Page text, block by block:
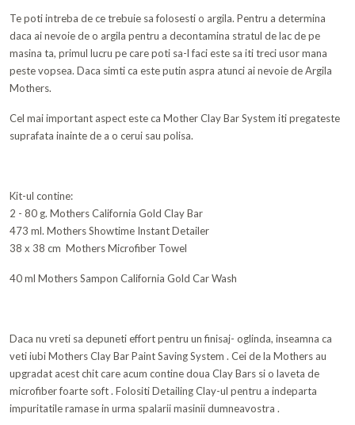
Te poti intreba de ce trebuie sa folosesti o argila. Pentru a determina
daca ai nevoie de o argila pentru a decontamina stratul de lac de pe
masina ta, primul lucru pe care poti sa-l faci este sa iti treci usor mana
peste vopsea. Daca simti ca este putin aspra atunci ai nevoie de Argila
Mothers.
Cel mai important aspect este ca Mother Clay Bar System iti pregateste
suprafata inainte de a o cerui sau polisa.
Kit-ul contine:
2 - 80 g. Mothers California Gold Clay Bar
473 ml. Mothers Showtime Instant Detailer
38 x 38 cm Mothers Microfiber Towel
40 ml Mothers Sampon California Gold Car Wash
Daca nu vreti sa depuneti effort pentru un finisaj- oglinda, inseamna ca
veti iubi Mothers Clay Bar Paint Saving System . Cei de la Mothers au
upgradat acest chit care acum contine doua Clay Bars si o laveta de
microfiber foarte soft . Folositi Detailing Clay-ul pentru a indeparta
impuritatile ramase in urma spalarii masinii dumneavostra .